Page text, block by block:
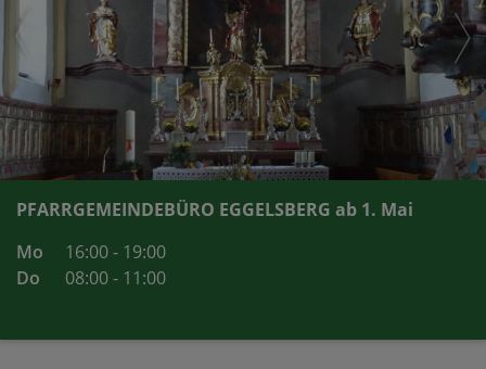
PFARRGEMEINDEBÜRO EGGELSBERG ab 1. Mai
Mo
16:00 - 19:00
Do
08:00 - 11:00